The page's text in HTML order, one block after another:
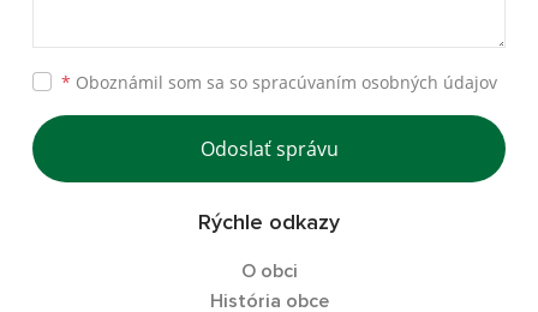
* Oboznámil som sa so spracúvaním osobných údajov
Odoslať správu
Rýchle odkazy
O obci
História obce